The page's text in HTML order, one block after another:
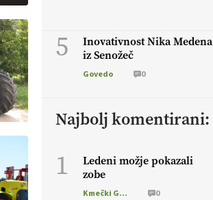
5
Inovativnost Nika Medena
iz Senožeč
Govedo 0
Najbolj komentirani:
1
Ledeni možje pokazali
zobe
Kmečki Glas 0